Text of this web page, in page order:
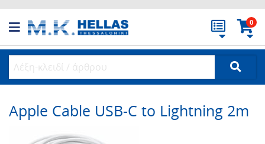
0
Apple Cable USB-C to Lightning 2m